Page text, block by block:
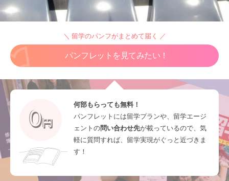
＼ 留学のパンフがまとめて届く ／
パンフレットを見てみたい！
何部もらっても無料！
パンフレットには留学プランや、留学エージ
ェントの問い合わせ先が載っているので、気
軽に質問すれば、留学実現がぐっと近づきま
す！